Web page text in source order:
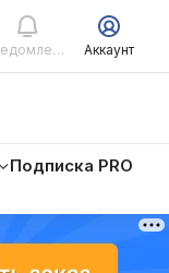
Уведомления Аккаунт
Подписка PRO